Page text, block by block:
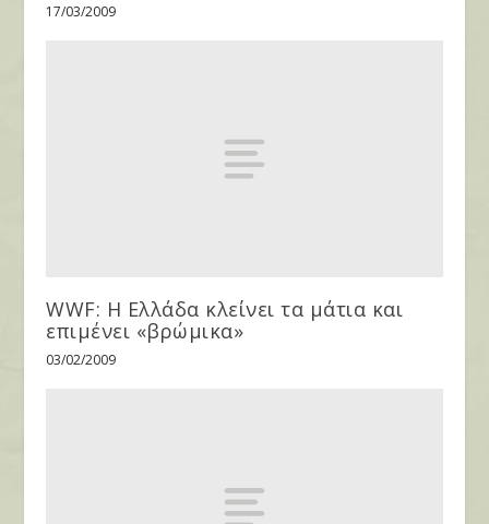
17/03/2009
WWF: Η Ελλάδα κλείνει τα μάτια και
επιμένει «βρώμικα»
03/02/2009